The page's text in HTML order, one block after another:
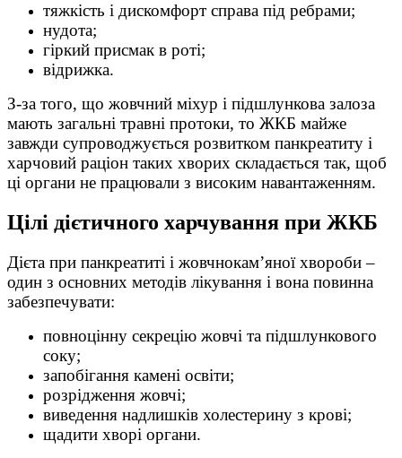
тяжкість і дискомфорт справа під ребрами;
нудота;
гіркий присмак в роті;
відрижка.
З-за того, що жовчний міхур і підшлункова залоза
мають загальні травні протоки, то ЖКБ майже
завжди супроводжується розвитком панкреатиту і
харчовий раціон таких хворих складається так, щоб
ці органи не працювали з високим навантаженням.
Цілі дієтичного харчування при ЖКБ
Дієта при панкреатиті і жовчнокам’яної хвороби –
один з основних методів лікування і вона повинна
забезпечувати:
повноцінну секрецію жовчі та підшлункового
соку;
запобігання камені освіти;
розрідження жовчі;
виведення надлишків холестерину з крові;
щадити хворі органи.